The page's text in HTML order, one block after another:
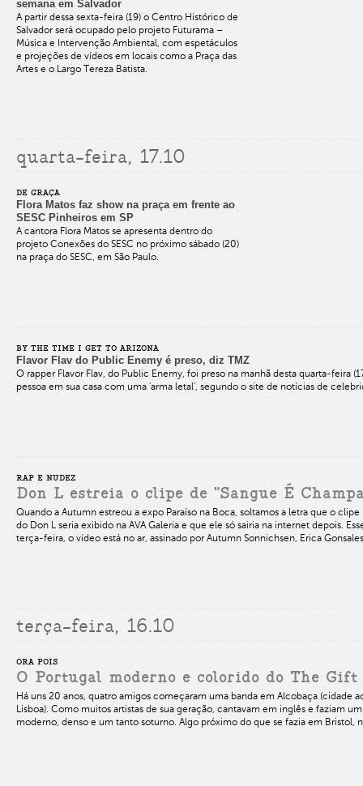
semana em Salvador
A partir dessa sexta-feira (19) o Centro Histórico de
Salvador será ocupado pelo projeto Futurama –
Música e Intervenção Ambiental, com espetáculos
e projeções de vídeos em locais como a Praça das
Artes e o Largo Tereza Batista.
quarta-feira, 17.10
DE GRAÇA
Flora Matos faz show na praça em frente ao
SESC Pinheiros em SP
A cantora Flora Matos se apresenta dentro do
projeto Conexões do SESC no próximo sábado (20)
na praça do SESC, em São Paulo.
BY THE TIME I GET TO ARIZONA
Flavor Flav do Public Enemy é preso, diz TMZ
O rapper Flavor Flav, do Public Enemy, foi preso na manhã desta quarta-feira
pessoa em sua casa com uma 'arma letal', segundo o site de notícias de
RAP E NUDEZ
Don L estreia o clipe de "Sangue É
Quando a Autumn estreou a expo Paraíso na Boca, soltamos a letra que o clipe
do Don L seria exibido na AVA Galeria e que ele só sairia na internet depois.
terça-feira, o vídeo está no ar, assinado por Autumn Sonnichsen, Erica
terça-feira, 16.10
ORA POIS
O Portugal moderno e colorido do The Gift
Há uns 20 anos, quatro amigos começaram uma banda em Alcobaça (cidade
Lisboa). Como muitos artistas de sua geração, cantavam em inglês e faziam
moderno, denso e um tanto soturno. Algo próximo do que se fazia em Bristol,